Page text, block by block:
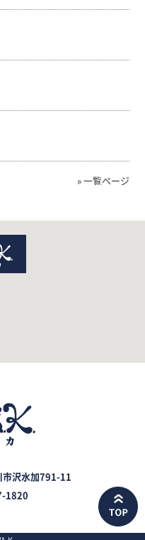
» 一覧ページ
沢水加791-11
1820